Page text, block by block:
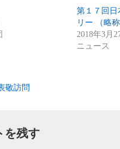
第１７回日
リー （略称
2018年3月
ニュース
敬訪問
を残す